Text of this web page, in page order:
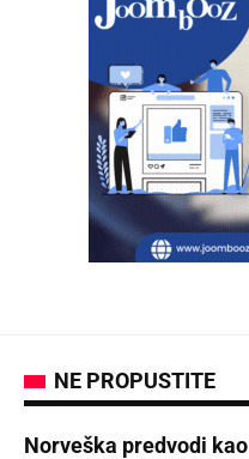
NE PROPUSTITE
Norveška predvodi kao